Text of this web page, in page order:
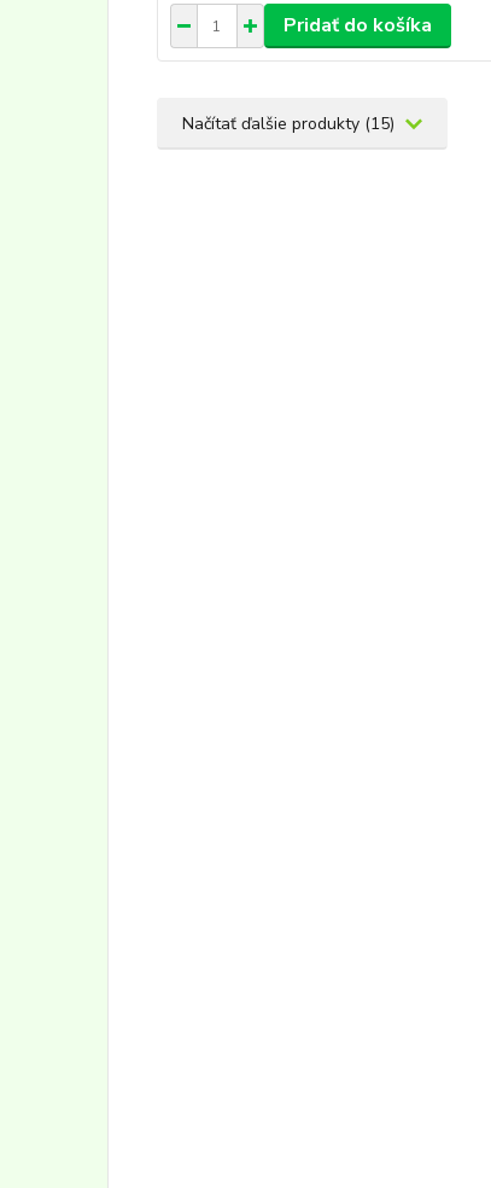
Pridať do košíka
Načítať ďalšie produkty (15)